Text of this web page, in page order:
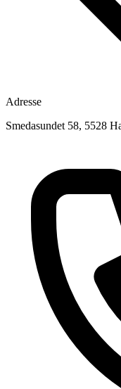
Adresse
Smedasundet 58, 5528